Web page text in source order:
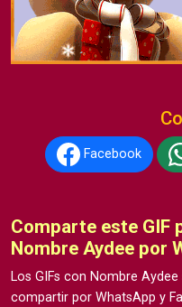
Facebook
Comparte este GIF
Nombre Aydee por
Los GIFs con Nombre
compartir por WhatsApp y